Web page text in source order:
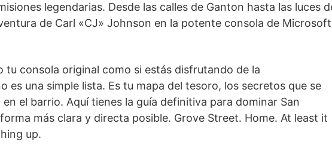
legendarias. Desde las calles de Ganton hasta las luces
de Carl «CJ» Johnson en la potente consola de Microsoft
tu consola original como si estás disfrutando de la
es una simple lista. Es tu mapa del tesoro, los secretos que se
el barrio. Aquí tienes la guía definitiva para dominar San
más clara y directa posible. Grove Street. Home. At least it
up.